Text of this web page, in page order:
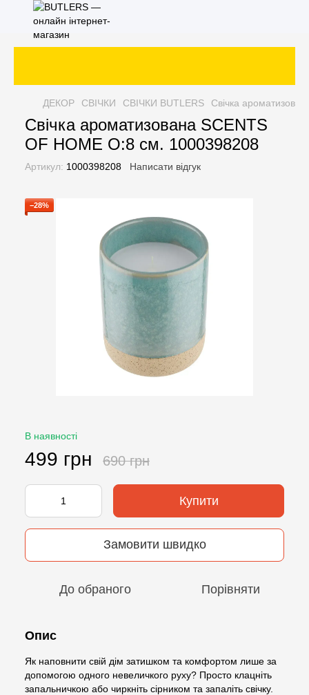
ДЕКОР СВІЧКИ СВІЧКИ BUTLERS Свічка
Свічка ароматизована SCENTS
OF HOME O:8 см. 1000398208
Артикул: 1000398208 Написати відгук
−28%
В наявності
499 грн 690 грн
Купити
Замовити швидко
До обраного Порівняти
Опис
Як наповнити свій дім затишком та комфортом лише за
допомогою одного невеличкого руху? Просто клацніть
запальничкою або чиркніть сірником та запаліть свічку.